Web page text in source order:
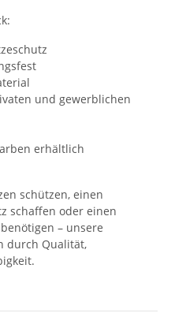
und gewerblichen
erhältlich
schützen, einen
schaffen oder einen
– unsere
durch Qualität,